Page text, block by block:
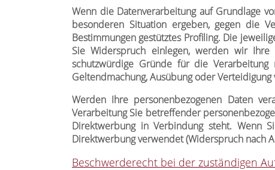
Wenn die Datenverarbeitung auf Grundlage
besonderen Situation ergeben, gegen die
Bestimmungen gestütztes Profiling. Die
Sie Widerspruch einlegen, werden wir
schutzwürdige Gründe für die
Geltendmachung, Ausübung oder
Werden Ihre personenbezogenen Daten
Verarbeitung Sie betreffender
Direktwerbung in Verbindung steht. Wenn
Direktwerbung verwendet (Widerspruch nach
Beschwerderecht bei der zuständigen